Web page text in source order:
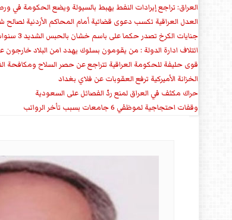
العراق: تراجع إيرادات النفط يهبط بالسيولة ويضع الحكومة في
العدل العراقية تكسب دعوى قضائية أمام المحاكم الأردنية لصالح
جنايات الكرخ تصدر حكما على باسم خشان بالحبس الشديد 3 سنوات وغرامة مالية
ائتلاف ادارة الدولة : من يقومون بسلوك يهدد امن البلاد خارجون
قوى حليفة للحكومة العراقية تتراجع عن حصر السلاح ومكافحة
الخزانة الأميركية ترفع العقوبات عن فلاي بغداد
حراك مكثف في العراق لمنع ردّ الفصائل على السعودية
وقفات احتجاجية لموظفي 6 جامعات بسبب تأخر الرواتب